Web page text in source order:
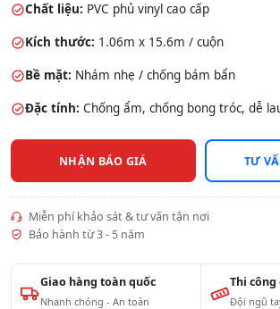
Chất liệu: PVC phủ vinyl cao cấp
Kích thước: 1.06m x 15.6m / cuộn
Bề mặt: Nhám nhẹ / chống bám bẩn
Đặc tính: Chống ẩm, chống bong tróc, dễ
NHẬN BÁO GIÁ TƯ
Miễn phí khảo sát & tư vấn tận nơi
Bảo hành từ 3 - 5 năm
Giao hàng toàn quốc
Nhanh chóng - An toàn
Thi công
Đội ngũ